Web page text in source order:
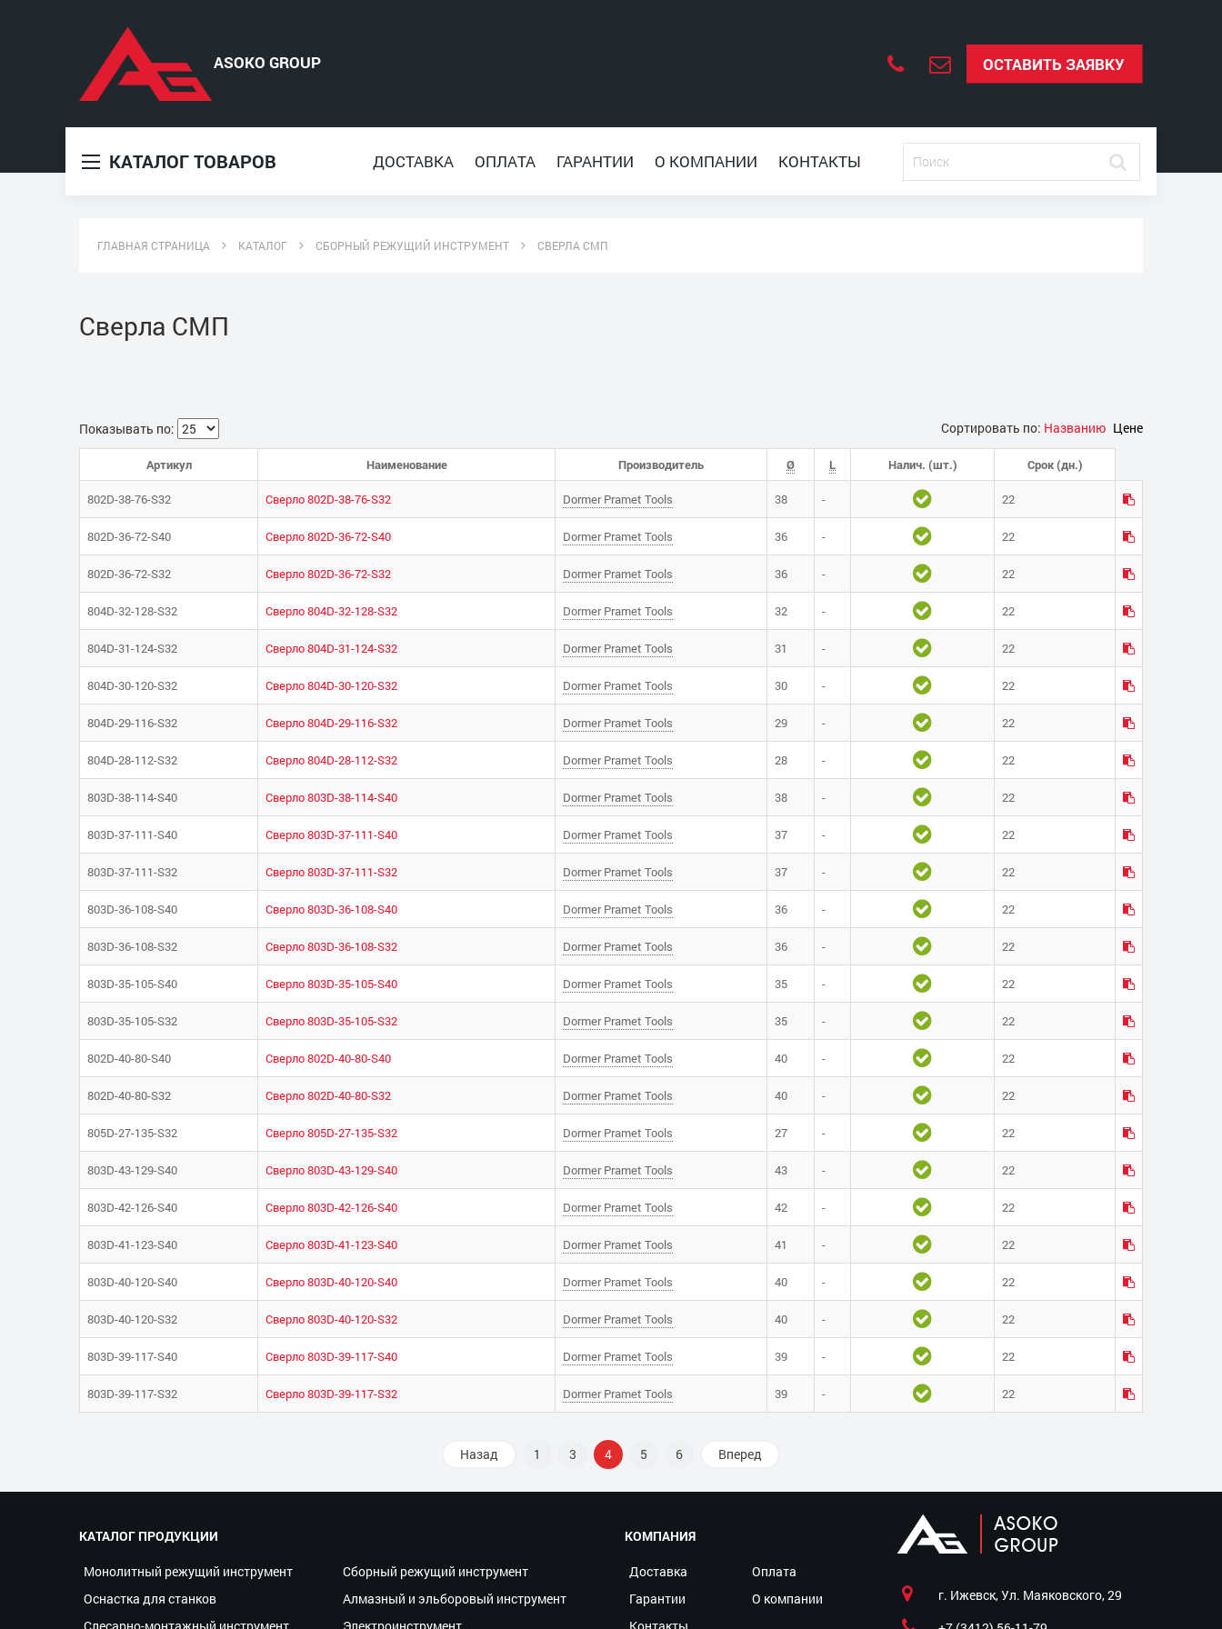
ОСТАВИТЬ ЗАЯВКУ
КАТАЛОГ ТОВАРОВ ДОСТАВКА ОПЛАТА ГАРАНТИИ О КОМПАНИИ КОНТАКТЫ
ГЛАВНАЯ СТРАНИЦА КАТАЛОГ СБОРНЫЙ РЕЖУЩИЙ ИНСТРУМЕНТ СВЕРЛА СМП
Сверла СМП
Показывать по: Сортировать по: Названию Цене
Артикул Наименование Производитель Ø L Налич. (шт.) Срок (дн.)
802D-38-76-S32 Сверло 802D-38-76-S32 Dоrmer Pramet Tools 38 - 22
802D-36-72-S40 Сверло 802D-36-72-S40 Dоrmer Pramet Tools 36 - 22
802D-36-72-S32 Сверло 802D-36-72-S32 Dоrmer Pramet Tools 36 - 22
804D-32-128-S32 Сверло 804D-32-128-S32 Dоrmer Pramet Tools 32 - 22
804D-31-124-S32 Сверло 804D-31-124-S32 Dоrmer Pramet Tools 31 - 22
804D-30-120-S32 Сверло 804D-30-120-S32 Dоrmer Pramet Tools 30 - 22
804D-29-116-S32 Сверло 804D-29-116-S32 Dоrmer Pramet Tools 29 - 22
804D-28-112-S32 Сверло 804D-28-112-S32 Dоrmer Pramet Tools 28 - 22
803D-38-114-S40 Сверло 803D-38-114-S40 Dоrmer Pramet Tools 38 - 22
803D-37-111-S40 Сверло 803D-37-111-S40 Dоrmer Pramet Tools 37 - 22
803D-37-111-S32 Сверло 803D-37-111-S32 Dоrmer Pramet Tools 37 - 22
803D-36-108-S40 Сверло 803D-36-108-S40 Dоrmer Pramet Tools 36 - 22
803D-36-108-S32 Сверло 803D-36-108-S32 Dоrmer Pramet Tools 36 - 22
803D-35-105-S40 Сверло 803D-35-105-S40 Dоrmer Pramet Tools 35 - 22
803D-35-105-S32 Сверло 803D-35-105-S32 Dоrmer Pramet Tools 35 - 22
802D-40-80-S40 Сверло 802D-40-80-S40 Dоrmer Pramet Tools 40 - 22
802D-40-80-S32 Сверло 802D-40-80-S32 Dоrmer Pramet Tools 40 - 22
805D-27-135-S32 Сверло 805D-27-135-S32 Dоrmer Pramet Tools 27 - 22
803D-43-129-S40 Сверло 803D-43-129-S40 Dоrmer Pramet Tools 43 - 22
803D-42-126-S40 Сверло 803D-42-126-S40 Dоrmer Pramet Tools 42 - 22
803D-41-123-S40 Сверло 803D-41-123-S40 Dоrmer Pramet Tools 41 - 22
803D-40-120-S40 Сверло 803D-40-120-S40 Dоrmer Pramet Tools 40 - 22
803D-40-120-S32 Сверло 803D-40-120-S32 Dоrmer Pramet Tools 40 - 22
803D-39-117-S40 Сверло 803D-39-117-S40 Dоrmer Pramet Tools 39 - 22
803D-39-117-S32 Сверло 803D-39-117-S32 Dоrmer Pramet Tools 39 - 22
Назад 1 3 4 5 6 Вперед
КАТАЛОГ ПРОДУКЦИИ
Монолитный режущий инструмент
Сборный режущий инструмент
Оснастка для станков
Алмазный и эльборовый инструмент
Слесарно-монтажный инструмент
Электроинструмент
КОМПАНИЯ
Доставка
Оплата
Гарантии
О компании
Контакты
г. Ижевск, Ул. Маяковского, 29